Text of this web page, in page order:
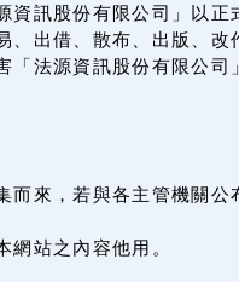
訊股份有限公司」以正
出借、散布、出版、改
法源資訊股份有限公司
而來，若與各主管機關公
網站之內容他用。